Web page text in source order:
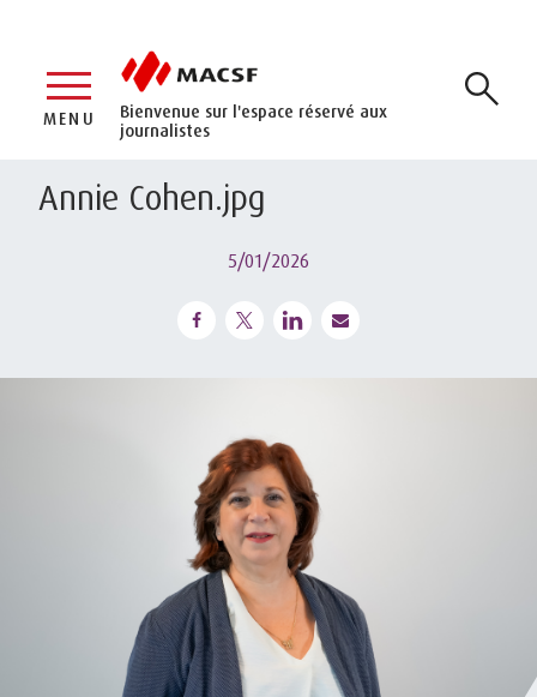
Bienvenue sur l'espace réservé aux
journalistes
MENU
Annie Cohen.jpg
5/01/2026